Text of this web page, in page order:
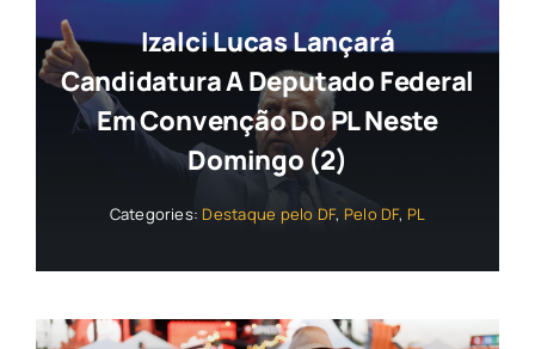
Izalci Lucas Lançará
Candidatura A Deputado Federal
Em Convenção Do PL Neste
Domingo (2)
Categories: Destaque pelo DF, Pelo DF, PL